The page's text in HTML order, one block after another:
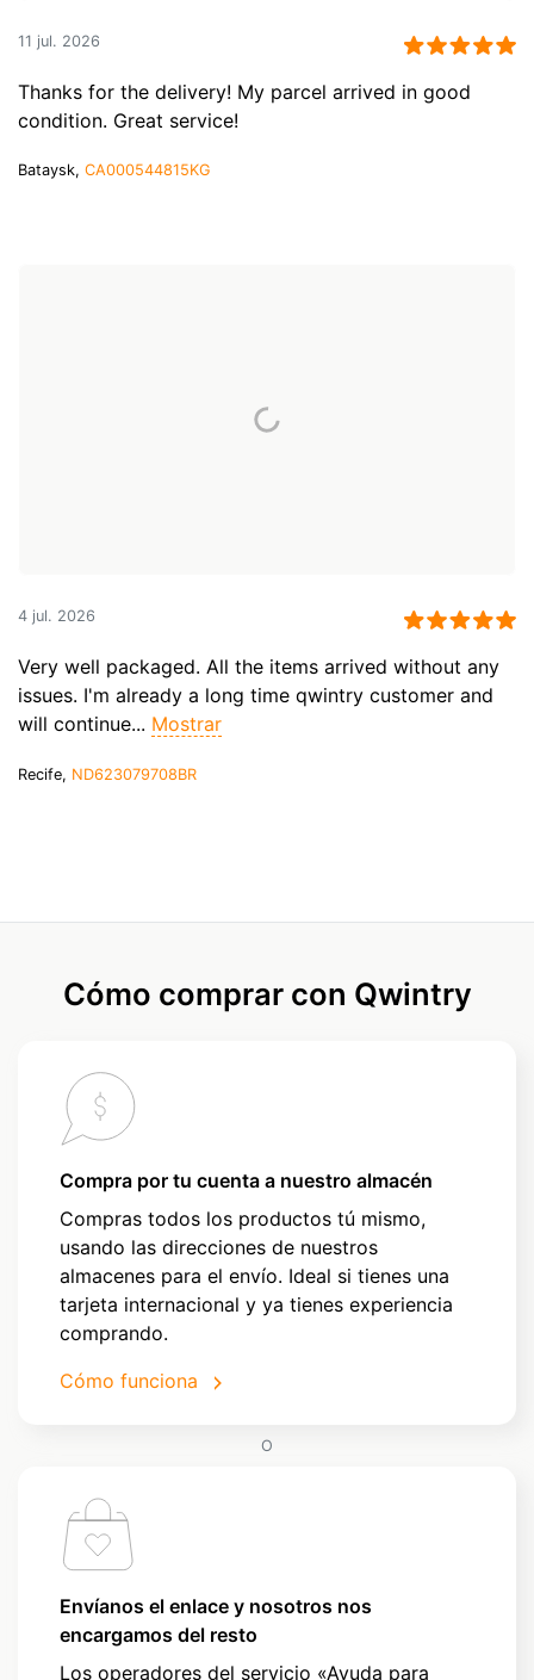
11 jul. 2026
Thanks for the delivery! My parcel arrived in good
condition. Great service!
Bataysk, CA000544815KG
4 jul. 2026
Very well packaged. All the items arrived without any
issues. I'm already a long time qwintry customer and
will continue... Mostrar
Recife, ND623079708BR
Cómo comprar con Qwintry
Compra por tu cuenta a nuestro almacén
Compras todos los productos tú mismo,
usando las direcciones de nuestros
almacenes para el envío. Ideal si tienes una
tarjeta internacional y ya tienes experiencia
comprando.
Cómo funciona
O
Envíanos el enlace y nosotros nos
encargamos del resto
Los operadores del servicio «Ayuda para